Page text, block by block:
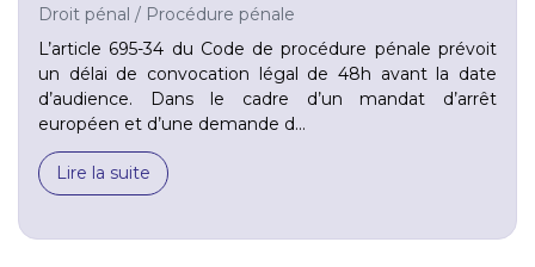
Droit pénal / Procédure pénale
L’article 695-34 du Code de procédure pénale prévoit
un délai de convocation légal de 48h avant la date
d’audience. Dans le cadre d’un mandat d’arrêt
européen et d’une demande d...
Lire la suite